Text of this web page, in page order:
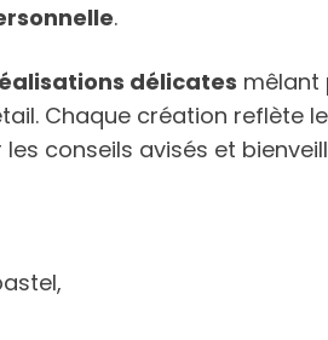
.
délicates mêlant
Chaque création reflète le
conseils avisés et